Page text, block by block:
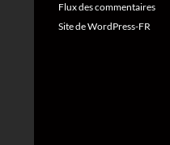
Flux des commentaires
Site de WordPress-FR